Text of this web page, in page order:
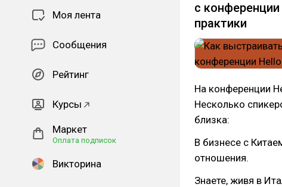
Моя лента
Сообщения
Рейтинг
Курсы
Маркет
Оплата подписок
Викторина
с
практики
На конференции
Несколько
близка:
В бизнесе с
отношения.
Знаете, живя в